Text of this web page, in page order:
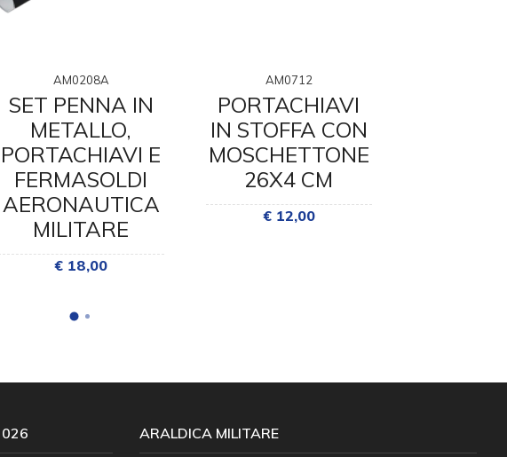
AM0208A
SET PENNA IN
METALLO,
PORTACHIAVI E
FERMASOLDI
AERONAUTICA
MILITARE
€ 18,00
AM0712
PORTACHIAVI
IN STOFFA CON
MOSCHETTONE
26X4 CM
€ 12,00
ARALDICA MILITARE